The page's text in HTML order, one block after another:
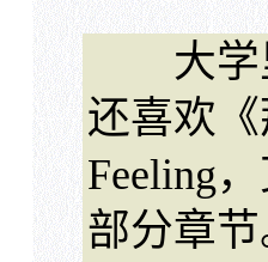
大学里
还喜欢
Feeling
部分章